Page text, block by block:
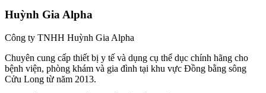
Huỳnh Gia Alpha
Công ty TNHH Huỳnh Gia Alpha
Chuyên cung cấp thiết bị y tế và dụng cụ thể dục chính hãng cho
bệnh viện, phòng khám và gia đình tại khu vực Đồng bằng sông
Cửu Long từ năm 2013.